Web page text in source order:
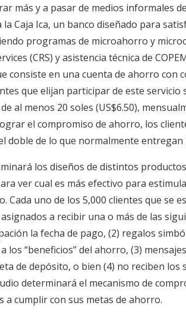
más y a pasar de medios informales
Caja Ica, un banco diseñado para
programas de microahorro y
(CRS) y asistencia técnica de
consiste en una cuenta de ahorro con
que elijan participar de este
al menos 20 soles (US$6.50),
el compromiso de ahorro, los
doble de lo que normalmente
los diseños de distintos
ver cual es más efectivo para
Cada uno de los 5,000 clientes que se
a recibir una o más de las
la fecha de pago, (2) regalos
los “beneficios” del ahorro, (3)
de depósito, o bien (4) no reciben los
determinará el mecanismo de
a cumplir con sus metas de ahorro.